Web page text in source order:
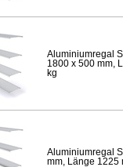
Aluminiumregal
1800 x 500 mm,
kg
Aluminiumregal
mm, Länge 1225